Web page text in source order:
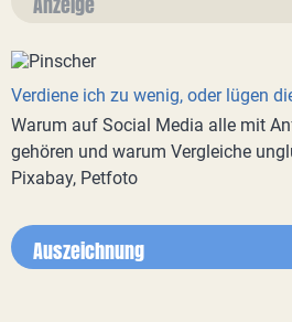
Verdiene ich zu wenig, oder lügen
Warum auf Social Media alle mit
gehören und warum Vergleiche
Pixabay, Petfoto
Auszeichnung